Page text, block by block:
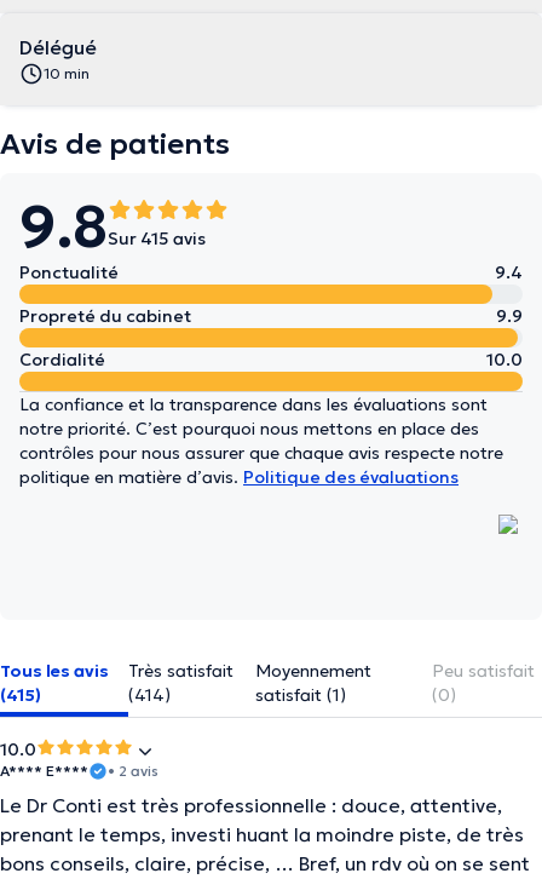
Délégué
10 min
Avis de patients
9.8Sur 415 avis
Ponctualité
9.4
Propreté du cabinet
9.9
Cordialité
10.0
La confiance et la transparence dans les évaluations sont
notre priorité. C’est pourquoi nous mettons en place des
contrôles pour nous assurer que chaque avis respecte notre
politique en matière d’avis. Politique des évaluations
Tous les avis
(415)
Très satisfait
(414)
Moyennement
satisfait (1)
Peu satisfait
(0)
10.0
A**** E**** • 2 avis
Le Dr Conti est très professionnelle : douce, attentive,
prenant le temps, investi huant la moindre piste, de très
bons conseils, claire, précise, … Bref, un rdv où on se sent